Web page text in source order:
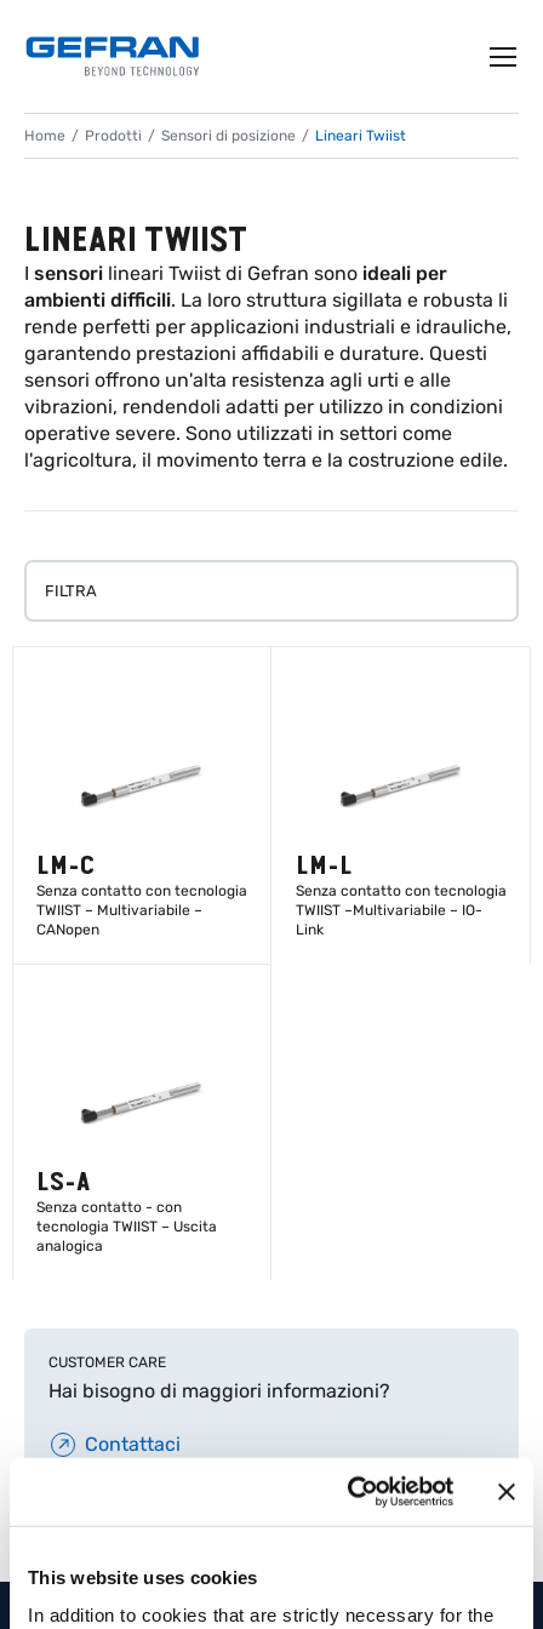
This website uses cookies
In addition to cookies that are strictly necessary for the
Home Prodotti Sensori di posizione Lineari Twiist
LINEARI TWIIST
I sensori lineari Twiist di Gefran sono ideali per
ambienti difficili. La loro struttura sigillata e robusta li
rende perfetti per applicazioni industriali e idrauliche,
garantendo prestazioni affidabili e durature. Questi
sensori offrono un'alta resistenza agli urti e alle
vibrazioni, rendendoli adatti per utilizzo in condizioni
operative severe. Sono utilizzati in settori come
l'agricoltura, il movimento terra e la costruzione edile.
FILTRA
LM-C
Senza contatto con tecnologia
TWIIST – Multivariabile –
CANopen
LM-L
Senza contatto con tecnologia
TWIIST –Multivariabile – IO-
Link
LS-A
Senza contatto - con
tecnologia TWIIST – Uscita
analogica
SCOPRI DI PIÙ
CUSTOMER CARE
Hai bisogno di maggiori informazioni?
Contattaci